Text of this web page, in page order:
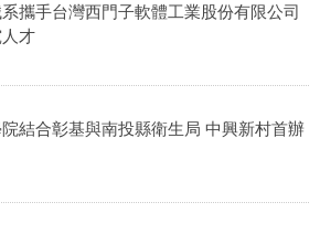
系攜手台灣西門子軟體工業股份有限公司
才
院結合彰基與南投縣衛生局 中興新村首辦